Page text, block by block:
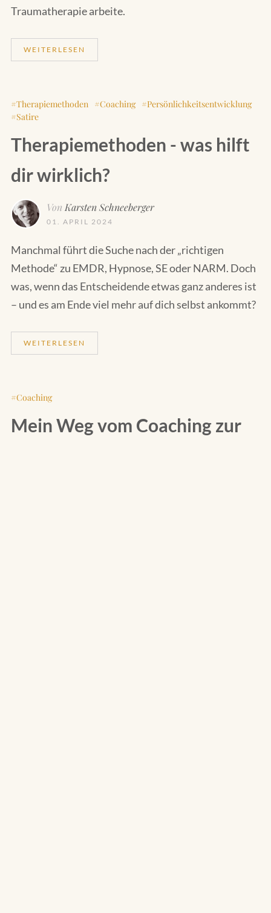
Traumatherapie arbeite.
WEITERLESEN
Therapiemethoden Coaching
Persönlichkeitsentwicklung
Satire
Therapiemethoden - was hilft
dir wirklich?
Von Karsten Schneeberger
01. APRIL 2024
Manchmal führt die Suche nach der „richtigen
Methode“ zu EMDR, Hypnose, SE oder NARM. Doch
was, wenn das Entscheidende etwas ganz anderes ist
– und es am Ende viel mehr auf dich selbst ankommt?
WEITERLESEN
Coaching
Mein Weg vom Coaching zur